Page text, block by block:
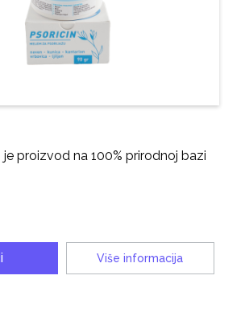
proizvod na 100% prirodnoj bazi
Više informacija